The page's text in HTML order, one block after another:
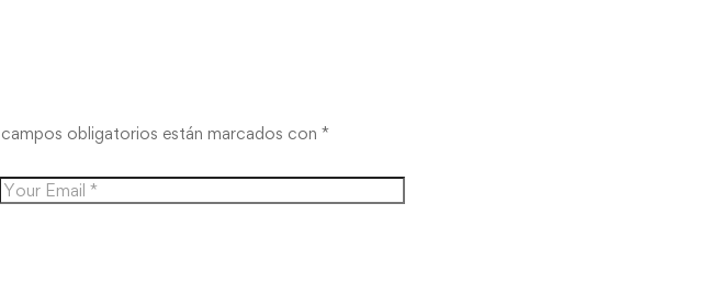
obligatorios están marcados con *